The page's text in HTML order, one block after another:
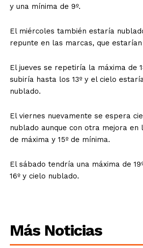
y una mínima de 9º.
El miércoles también estaría
repunte en las marcas, que estarían
El jueves se repetiría la máxima de
subiría hasta los 13º y el cielo
nublado.
El viernes nuevamente se espera
nublado aunque con otra mejora en
de máxima y 15º de mínima.
El sábado tendría una máxima de
16º y cielo nublado.
Más Noticias